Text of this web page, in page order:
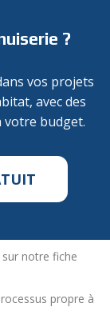
?
vos projets
avec des
votre budget.
notre fiche
propre à